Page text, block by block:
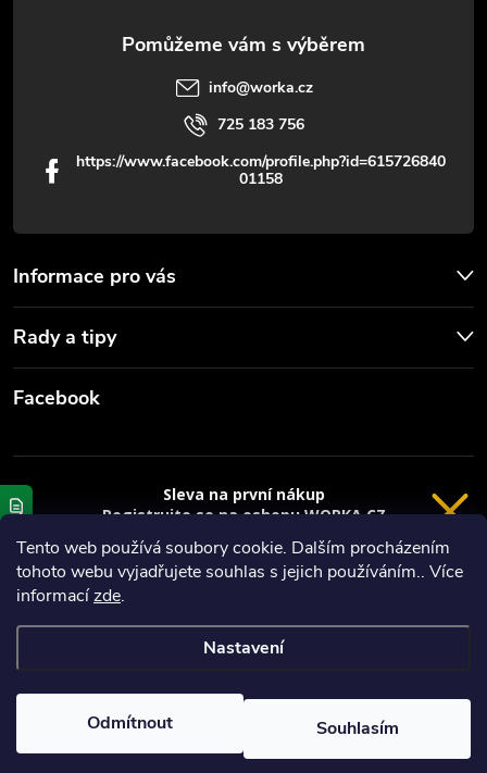
Tento web používá soubory cookie. Dalším procházením
tohoto webu vyjadřujete souhlas s jejich používáním.. Více
informacízde.
Nastavení
Odmítnout Souhlasím
Informace pro vás
Rady a tipy
info@worka.cz
725 183 756
https://www.facebook.com/profile.php?id=615726840
01158
Facebook
Vytvořil Shoptet
Copyright 2026
Odstoupit od smlouvy
Sleva na první nákup
Registrujte se na eshopu WORKA.CZ
sleva 100 Kč* na nákup je Vaše.
Registrace
Privacy policy
VRÁCENÍ 14 DNÍ